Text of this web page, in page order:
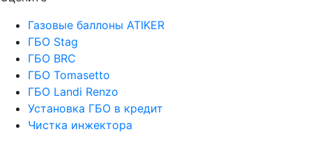
Газовые баллоны ATIKER
ГБО Stag
ГБО BRC
ГБО Tomasetto
ГБО Landi Renzo
Установка ГБО в кредит
Чистка инжектора